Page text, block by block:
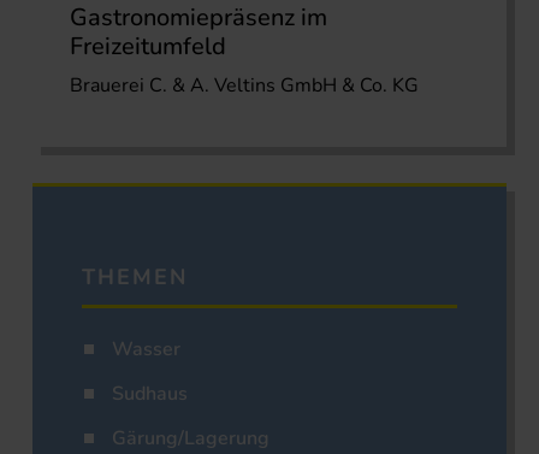
Gastronomiepräsenz im
Freizeitumfeld
Brauerei C. & A. Veltins GmbH & Co. KG
THEMEN
Wasser
Sudhaus
Gärung/Lagerung